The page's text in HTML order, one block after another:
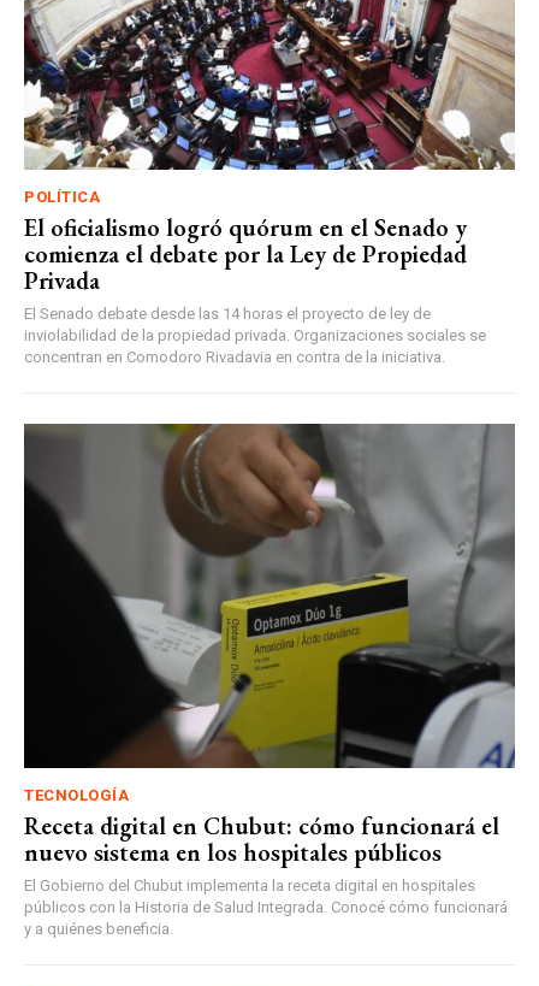
POLÍTICA
El oficialismo logró quórum en el Senado y
comienza el debate por la Ley de Propiedad
Privada
El Senado debate desde las 14 horas el proyecto de ley de
inviolabilidad de la propiedad privada. Organizaciones sociales se
concentran en Comodoro Rivadavia en contra de la iniciativa.
TECNOLOGÍA
Receta digital en Chubut: cómo funcionará el
nuevo sistema en los hospitales públicos
El Gobierno del Chubut implementa la receta digital en hospitales
públicos con la Historia de Salud Integrada. Conocé cómo funcionará
y a quiénes beneficia.